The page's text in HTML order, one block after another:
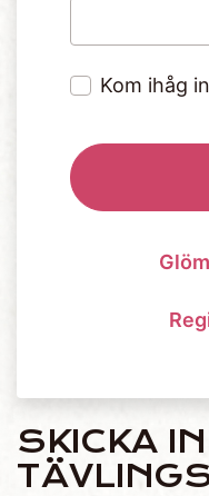
Kom ihåg
SKICKA IN